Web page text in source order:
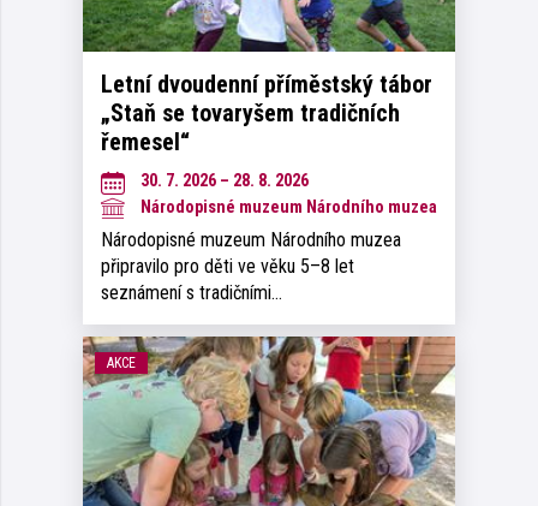
Letní dvoudenní příměstský tábor
„Staň se tovaryšem tradičních
řemesel“
30. 7. 2026 – 28. 8. 2026
Národopisné muzeum Národního muzea
Národopisné muzeum Národního muzea
připravilo pro děti ve věku 5–8 let
seznámení s tradičními…
AKCE